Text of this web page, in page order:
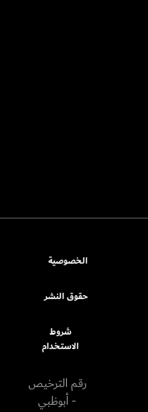
الخصوصية
حقوق النشر
شروط
الاستخدام
رقم الترخيص
- أبوظبي